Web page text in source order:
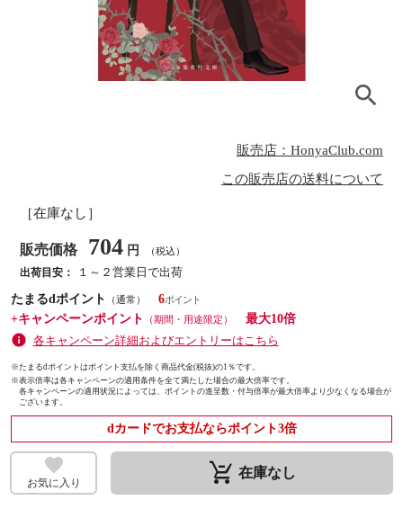
販売店：HonyaClub.com
この販売店の送料について
［在庫なし］
販売価格 704 円 （税込）
出荷目安：
１～２営業日で出荷
たまるdポイント
（通常）
6
+キャンペーンポイント
（期間・用途限定）
最大10倍
各キャンペーン詳細およびエントリーはこちら
※たまるdポイントはポイント支払を除く商品代金(税抜)の1％です。
※表示倍率は各キャンペーンの適用条件を全て満たした場合の最大倍率です。
各キャンペーンの適用状況によっては、ポイントの進呈数・付与倍率が最大倍率より少なくなる場合が
ございます。
dカードでお支払ならポイント3倍
お気に入り remove_shopping_cart 在庫なし